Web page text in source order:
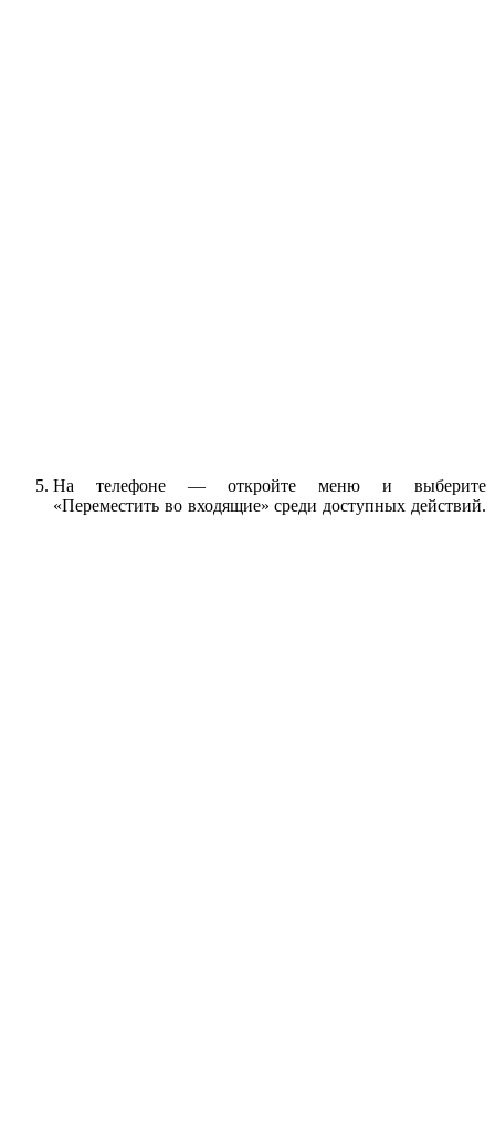
На телефоне — откройте меню и выберите
«Переместить во входящие» среди доступных действий.